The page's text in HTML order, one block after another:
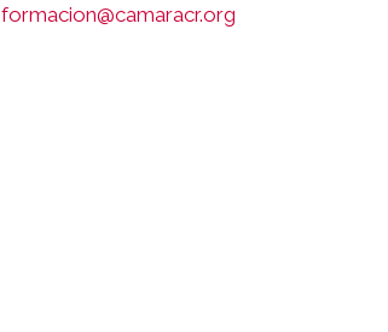
formacion@camaracr.org